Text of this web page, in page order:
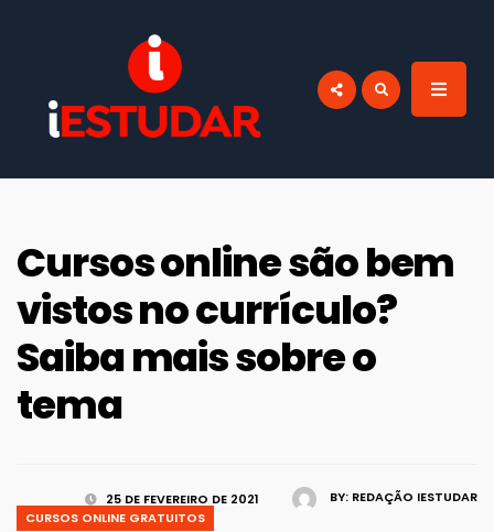
Cursos online são bem
vistos no currículo?
Saiba mais sobre o
tema
BY: REDAÇÃO IESTUDAR
25 DE FEVEREIRO DE 2021
CURSOS ONLINE GRATUITOS